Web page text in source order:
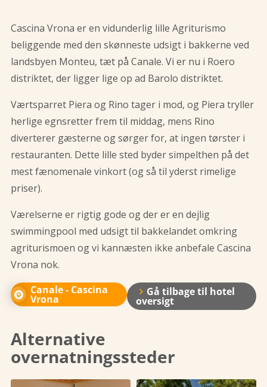
Cascina Vrona er en vidunderlig lille Agriturismo
beliggende med den skønneste udsigt i bakkerne ved
landsbyen Monteu, tæt på Canale. Vi er nu i Roero
distriktet, der ligger lige op ad Barolo distriktet.
Værtsparret Piera og Rino tager i mod, og Piera tryller
herlige egnsretter frem til middag, mens Rino
diverterer gæsterne og sørger for, at ingen tørster i
restauranten. Dette lille sted byder simpelthen på det
mest fænomenale vinkort (og så til yderst rimelige
priser).
Værelserne er rigtig gode og der er en dejlig
swimmingpool med udsigt til bakkelandet omkring
agriturismoen og vi kannæsten ikke anbefale Cascina
Vrona nok.
Canale - Cascina
Vrona
Gå tilbage til hotel
oversigt
Alternative
overnatningssteder